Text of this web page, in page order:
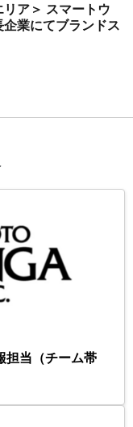
ア＞ スマートウ
業にてブランドス
担当（チーム帯